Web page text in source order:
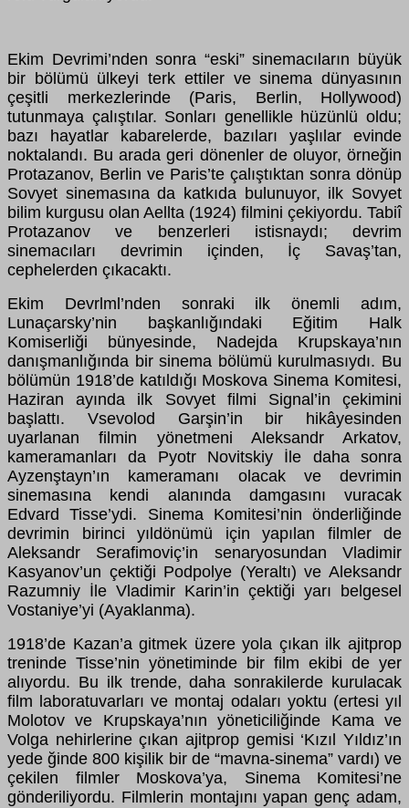
Ekim Devrimi’nden sonra “eski” sinemacıların büyük
bir bölümü ülkeyi terk ettiler ve sinema dünyasının
çeşitli merkezlerinde (Paris, Berlin, Hollywood)
tutunmaya çalıştılar. Sonları genellikle hüzünlü oldu;
bazı hayatlar kabarelerde, bazıları yaşlılar evinde
noktalandı. Bu arada geri dönenler de oluyor, örneğin
Protazanov, Berlin ve Paris’te çalıştıktan sonra dönüp
Sovyet sinemasına da katkıda bulunuyor, ilk Sovyet
bilim kurgusu olan Aellta (1924) filmini çekiyordu. Tabiî
Protazanov ve benzerleri istisnaydı; devrim
sinemacıları devrimin içinden, İç Savaş’tan,
cephelerden çıkacaktı.
Ekim Devrlml’nden sonraki ilk önemli adım,
Lunaçarsky’nin başkanlığındaki Eğitim Halk
Komiserliği bünyesinde, Nadejda Krupskaya’nın
danışmanlığında bir sinema bölümü kurulmasıydı. Bu
bölümün 1918’de katıldığı Moskova Sinema Komitesi,
Haziran ayında ilk Sovyet filmi Signal’in çekimini
başlattı. Vsevolod Garşin’in bir hikâyesinden
uyarlanan filmin yönetmeni Aleksandr Arkatov,
kameramanları da Pyotr Novitskiy İle daha sonra
Ayzenştayn’ın kameramanı olacak ve devrimin
sinemasına kendi alanında damgasını vuracak
Edvard Tisse’ydi. Sinema Komitesi’nin önderliğinde
devrimin birinci yıldönümü için yapılan filmler de
Aleksandr Serafimoviç’in senaryosundan Vladimir
Kasyanov’un çektiği Podpolye (Yeraltı) ve Aleksandr
Razumniy İle Vladimir Karin’in çektiği yarı belgesel
Vostaniye’yi (Ayaklanma).
1918’de Kazan’a gitmek üzere yola çıkan ilk ajitprop
treninde Tisse’nin yönetiminde bir film ekibi de yer
alıyordu. Bu ilk trende, daha sonrakilerde kurulacak
film laboratuvarları ve montaj odaları yoktu (ertesi yıl
Molotov ve Krupskaya’nın yöneticiliğinde Kama ve
Volga nehirlerine çıkan ajitprop gemisi ‘Kızıl Yıldız’ın
yede ğinde 800 kişilik bir de “mavna-sinema” vardı) ve
çekilen filmler Moskova’ya, Sinema Komitesi’ne
gönderiliyordu. Filmlerin montajını yapan genç adam,